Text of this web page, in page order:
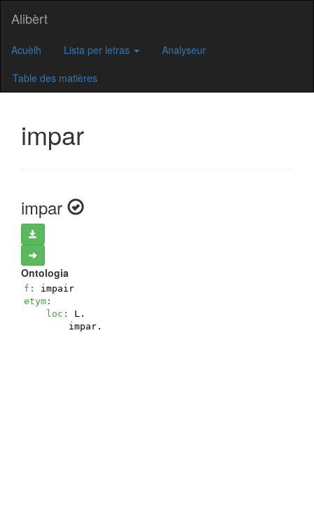
Alibèrt
Acuèlh Lista per letras
Analyseur
Table des matières
impar
impar
Ontologia
f : impair
etym :
loc : L.
impar.